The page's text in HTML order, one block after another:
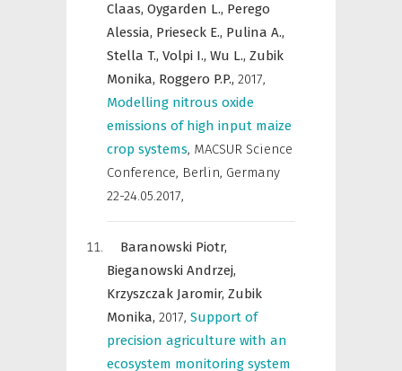
Claas, Oygarden L., Perego
Alessia, Prieseck E., Pulina A.,
Stella T., Volpi I., Wu L., Zubik
Monika, Roggero P.P., 2017,
Modelling nitrous oxide
emissions of high input maize
crop systems, MACSUR Science
Conference, Berlin, Germany
22-24.05.2017,
Baranowski Piotr,
Bieganowski Andrzej,
Krzyszczak Jaromir, Zubik
Monika, 2017, Support of
precision agriculture with an
ecosystem monitoring system